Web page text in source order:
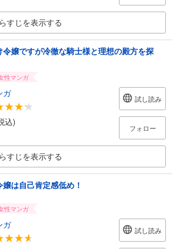
すじを表示する
令嬢ですが冷徹な騎士様と理想の殿方を探
性マンガ
ガ
込)
試し読み
フォロー
すじを表示する
は自己肯定感低め！
性マンガ
ガ
試し読み